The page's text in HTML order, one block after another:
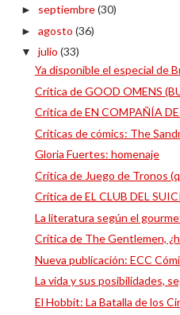
► septiembre(30)
► agosto (36)
▼ julio (33)
Ya disponible el especial de
Crítica de GOOD OMENS
Crítica de EN COMPAÑÍA
Críticas de cómics: The
Gloria Fuertes: homenaje
Crítica de Juego de Tronos
Crítica de EL CLUB DEL
La literatura según el
Crítica de The Gentlemen,
Nueva publicación: ECC
La vida y sus posibilidades,
El Hobbit: La Batalla de los